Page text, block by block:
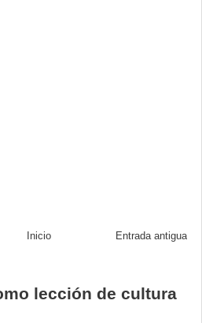
Entrada antigua
Inicio
lección de cultura